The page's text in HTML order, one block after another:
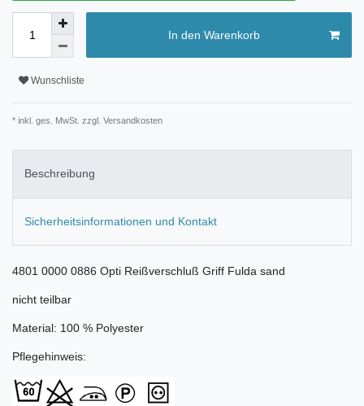
In den Warenkorb
Wunschliste
* inkl. ges. MwSt. zzgl. Versandkosten
Beschreibung
Sicherheitsinformationen und Kontakt
4801 0000 0886 Opti Reißverschluß Griff Fulda sand
nicht teilbar
Material: 100 % Polyester
Pflegehinweis: